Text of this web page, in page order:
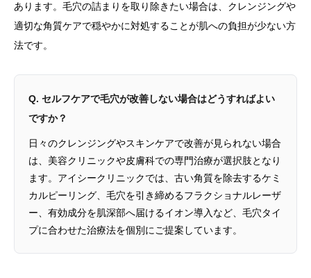
あります。毛穴の詰まりを取り除きたい場合は、クレンジングや
適切な角質ケアで穏やかに対処することが肌への負担が少ない方
法です。
Q. セルフケアで毛穴が改善しない場合はどうすればよい
ですか？
日々のクレンジングやスキンケアで改善が見られない場合
は、美容クリニックや皮膚科での専門治療が選択肢となり
ます。アイシークリニックでは、古い角質を除去するケミ
カルピーリング、毛穴を引き締めるフラクショナルレーザ
ー、有効成分を肌深部へ届けるイオン導入など、毛穴タイ
プに合わせた治療法を個別にご提案しています。